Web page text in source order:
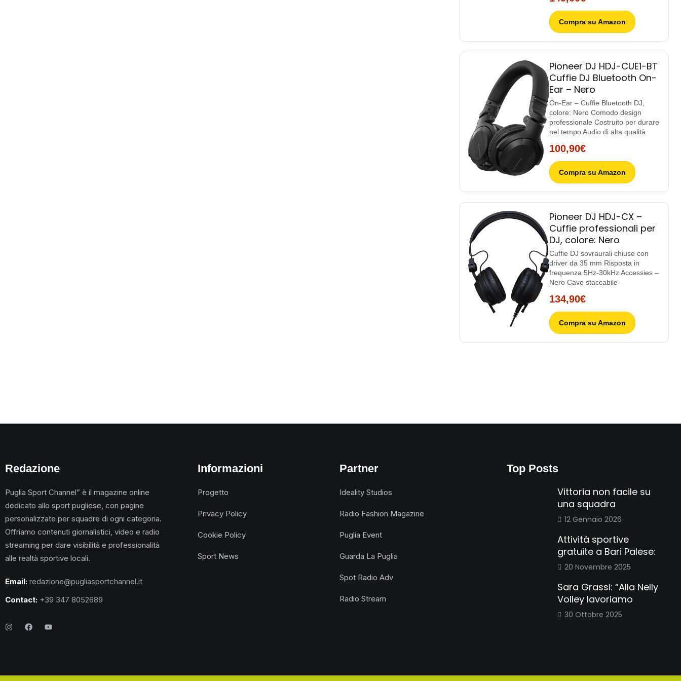
Compra su Amazon
Pioneer DJ HDJ-CUE1-BT
Cuffie DJ Bluetooth On-
Ear – Nero
On-Ear – Cuffie Bluetooth DJ,
colore: Nero Comodo design
professionale Costruito per durare
nel tempo Audio di alta qualità
100,90€
Compra su Amazon
Pioneer DJ HDJ-CX –
Cuffie professionali per
DJ, colore: Nero
Cuffie DJ sovraurali chiuse con
driver da 35 mm Risposta in
frequenza 5Hz-30kHz Accessies –
Nero Cavo staccabile
134,90€
Compra su Amazon
Redazione
Puglia Sport Channel” è il magazine online
dedicato allo sport pugliese, con pagine
personalizzate per squadre di ogni categoria.
Offriamo contenuti giornalistici, video e radio
streaming per dare visibilità e professionalità
alle realtà sportive locali.
Email: redazione@pugliasportchannel.it
Contact: +39 347 8052689
Informazioni
Progetto
Privacy Policy
Cookie Policy
Sport News
Partner
Ideality Studios
Radio Fashion Magazine
Puglia Event
Guarda La Puglia
Spot Radio Adv
Radio Stream
Top Posts
Vittoria non facile su
una squadra
12 Gennaio 2026
Attività sportive
gratuite a Bari Palese:
20 Novembre 2025
Sara Grassi: “Alla Nelly
Volley lavoriamo
30 Ottobre 2025